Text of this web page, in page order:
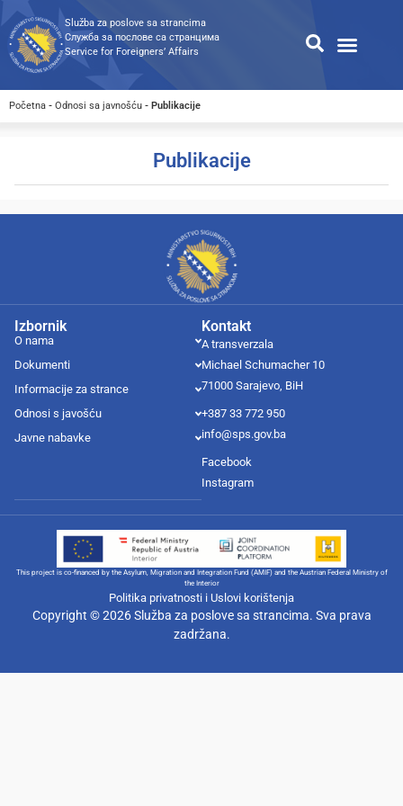
Služba za poslove sa strancima
Служба за послове са странцима
Service for Foreigners’ Affairs
Početna - Odnosi sa javnošću - Publikacije
Publikacije
Kontakt
A transverzala
Michael Schumacher 10
71000 Sarajevo, BiH
+387 33 772 950
info@sps.gov.ba
Facebook
Instagram
Izbornik
O nama
Dokumenti
Informacije za strance
Odnosi s javošću
Javne nabavke
Politika privatnosti i Uslovi korištenja
Copyright © 2026 Služba za poslove sa strancima. Sva prava
zadržana.
This project is co-financed by the Asylum, Migration and Integration Fund (AMIF) and the Austrian Federal Ministry of
the Interior